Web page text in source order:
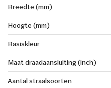
Breedte (mm)
Hoogte (mm)
Basiskleur
Maat draadaansluiting (inch)
Aantal straalsoorten